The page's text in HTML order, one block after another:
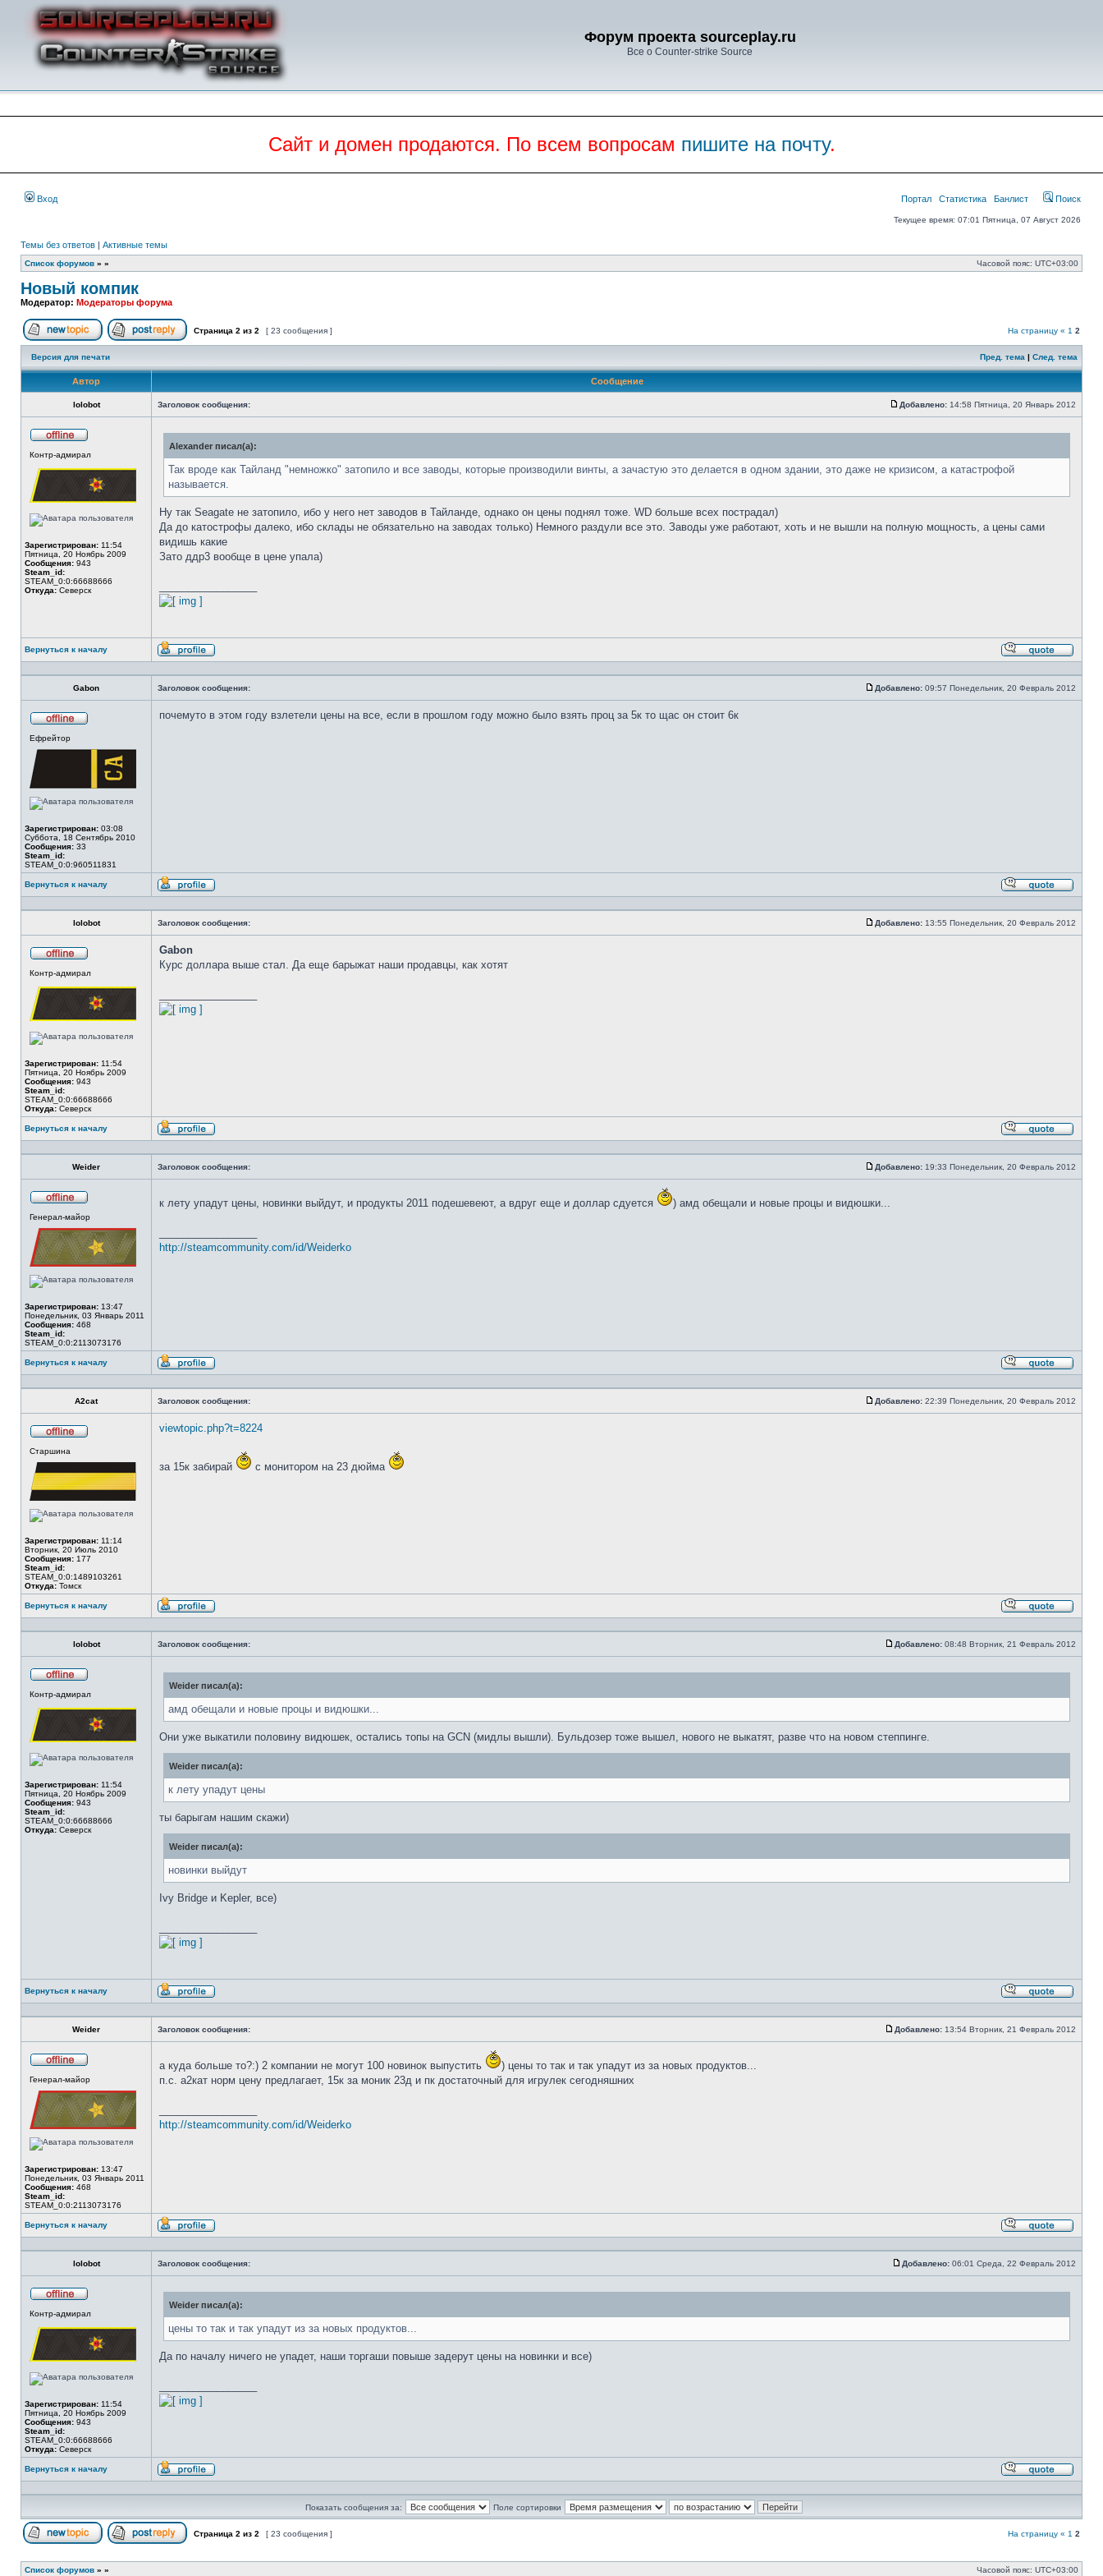
Форум проекта sourceplay.ru
Все о Counter-strike Source
Сайт и домен продаются. По всем вопросам пишите на почту.
Вход Портал Статистика Банлист Поиск
Текущее время: 07:01 Пятница, 07 Август 2026
Темы без ответов | Активные темы
Список форумов » » Часовой пояс: UTC+03:00
Новый компик
Модератор: Модераторы форума
Начать новую тему Ответить на тему
Страница 2 из 2 [ 23 сообщения ] На страницу « 1 2
Версия для печати Пред. тема | След. тема
Автор Сообщение
lolobot
Заголовок сообщения:
Сообщение
Добавлено: 14:58 Пятница, 20 Январь 2012
в
Контр-адмирал
Зарегистрирован: 11:54
Пятница, 20 Ноябрь 2009
Сообщения: 943
Steam_id:
STEAM_0:0:66688666
Откуда: Северск
Alexander писал(а):
Так вроде как Тайланд "немножко" затопило и все заводы, которые производили винты, а зачастую это делается в одном здании, это даже не кризисом, а катастрофой
называется.
Ну так Seagate не затопило, ибо у него нет заводов в Тайланде, однако он цены поднял тоже. WD больше всех пострадал)
Да до катострофы далеко, ибо склады не обязательно на заводах только) Немного раздули все это. Заводы уже работают, хоть и не вышли на полную мощность, а цены сами
видишь какие
Зато ддр3 вообще в цене упала)
Вернуться к началу
Профиль
Gabon
Заголовок сообщения:
Сообщение
Добавлено: 09:57 Понедельник, 20 Февраль 2012
сети
Ефрейтор
Зарегистрирован: 03:08
Суббота, 18 Сентябрь 2010
Сообщения: 33
Steam_id:
STEAM_0:0:960511831
почемуто в этом году взлетели цены на все, если в прошлом году можно было взять проц за 5к то щас он стоит 6к
Вернуться к началу
Профиль
lolobot
Заголовок сообщения:
Сообщение
Добавлено: 13:55 Понедельник, 20 Февраль 2012
в
Контр-адмирал
Зарегистрирован: 11:54
Пятница, 20 Ноябрь 2009
Сообщения: 943
Steam_id:
STEAM_0:0:66688666
Откуда: Северск
Gabon
Курс доллара выше стал. Да еще барыжат наши продавцы, как хотят
Вернуться к началу
Профиль
Weider
Заголовок сообщения:
Сообщение
Добавлено: 19:33 Понедельник, 20 Февраль 2012
в
сети
Генерал-майор
Зарегистрирован: 13:47
Понедельник, 03 Январь 2011
Сообщения: 468
Steam_id:
STEAM_0:0:2113073176
к лету упадут цены, новинки выйдут, и продукты 2011 подешевеют, а вдруг еще и доллар сдуется ) амд обещали и новые процы и видюшки...
http://steamcommunity.com/id/Weiderko
Вернуться к началу
Профиль
A2cat
Заголовок сообщения:
Сообщение
Добавлено: 22:39 Понедельник, 20 Февраль 2012
сети
Старшина
Зарегистрирован: 11:14
Вторник, 20 Июль 2010
Сообщения: 177
Steam_id:
STEAM_0:0:1489103261
Откуда: Томск
viewtopic.php?t=8224
за 15к забирай с монитором на 23 дюйма
Вернуться к началу
Профиль
lolobot
Заголовок сообщения:
Сообщение
Добавлено: 08:48 Вторник, 21 Февраль 2012
в
Контр-адмирал
Зарегистрирован: 11:54
Пятница, 20 Ноябрь 2009
Сообщения: 943
Steam_id:
STEAM_0:0:66688666
Откуда: Северск
Weider писал(а):
амд обещали и новые процы и видюшки...
Они уже выкатили половину видюшек, остались топы на GCN (мидлы вышли). Бульдозер тоже вышел, нового не выкатят, разве что на новом степпинге.
Weider писал(а):
к лету упадут цены
ты барыгам нашим скажи)
Weider писал(а):
новинки выйдут
Ivy Bridge и Kepler, все)
Вернуться к началу
Профиль
Weider
Заголовок сообщения:
Сообщение
Добавлено: 13:54 Вторник, 21 Февраль 2012
в
сети
Генерал-майор
Зарегистрирован: 13:47
Понедельник, 03 Январь 2011
Сообщения: 468
Steam_id:
STEAM_0:0:2113073176
а куда больше то?:) 2 компании не могут 100 новинок выпустить
) цены то так и так упадут из за новых продуктов...
п.с. а2кат норм цену предлагает, 15к за моник 23д и пк достаточный для игрулек сегодняшних
http://steamcommunity.com/id/Weiderko
Вернуться к началу
Профиль
lolobot
Заголовок сообщения:
Сообщение
Добавлено: 06:01 Среда, 22 Февраль 2012
в
Контр-адмирал
Зарегистрирован: 11:54
Пятница, 20 Ноябрь 2009
Сообщения: 943
Steam_id:
STEAM_0:0:66688666
Откуда: Северск
Weider писал(а):
цены то так и так упадут из за новых продуктов...
Да по началу ничего не упадет, наши торгаши повыше задерут цены на новинки и все)
Вернуться к началу
Профиль
Показать сообщения за:
Поле сортировки
Страница 2 из 2 [ 23 сообщения ] На страницу « 1 2
Список форумов » » Часовой пояс: UTC+03:00